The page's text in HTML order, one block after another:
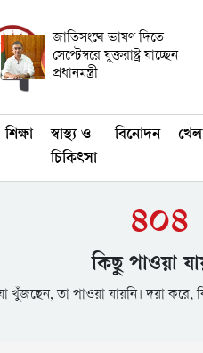
জাতিসংঘে ভাষণ দিতে
সেপ্টেম্বরে যুক্তরাষ্ট্র যাচ্ছেন
প্রধানমন্ত্রী
শিক্ষা
স্বাস্থ্য ও
চিকিৎসা
বিনোদন
৪০৪
কিছু পাওয়া
খুঁজছেন, তা পাওয়া যায়নি। দয়া করে,